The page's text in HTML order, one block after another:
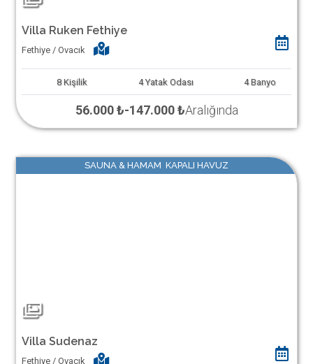
Villa Ruken Fethiye
Fethiye / Ovacık
8 Kişilik 4 Yatak Odası 4 Banyo
56.000 ₺-147.000 ₺Aralığında
SAUNA & HAMAM KAPALI HAVUZ
Villa Sudenaz
Fethiye / Ovacık